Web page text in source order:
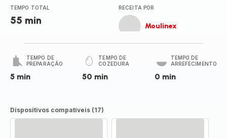
TEMPO TOTAL
55 min
RECEITA POR
Moulinex
TEMPO DE
PREPARAÇÃO
5 min
TEMPO DE
COZEDURA
50 min
TEMPO DE
ARREFECIMENTO
0 min
Dispositivos compatíveis (17)